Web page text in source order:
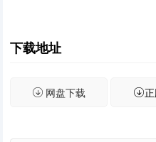
下载地址
网盘下载